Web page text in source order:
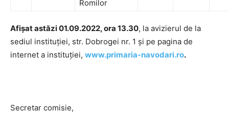
Romilor
Afișat astăzi 01.09.2022, ora 13.30, la avizierul de la
sediul instituției, str. Dobrogei nr. 1 și pe pagina de
internet a instituției, www.primaria-navodari.ro.
Secretar comisie,